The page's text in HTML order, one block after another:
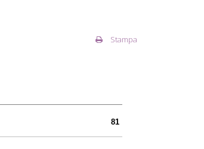
Stampa
81